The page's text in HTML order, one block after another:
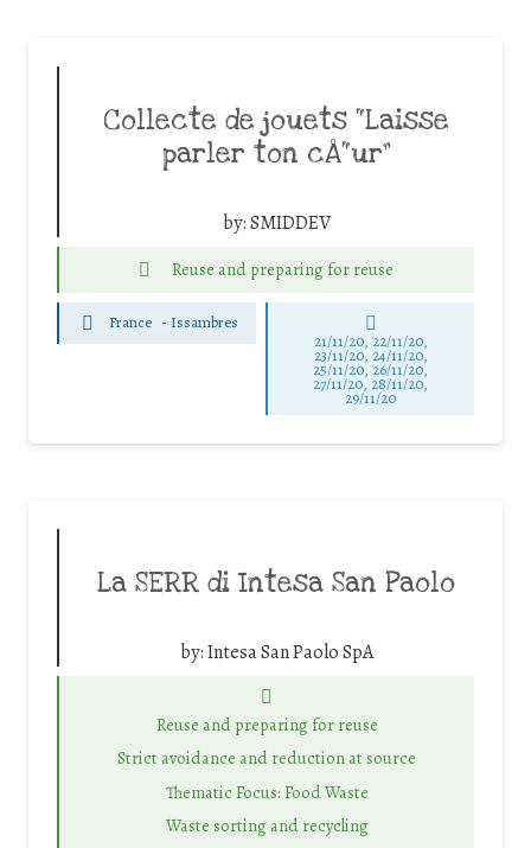
Collecte de jouets “Laisse
parler ton cÅ“ur”
by:SMIDDEV
Reuse and preparing for reuse
France - Issambres
21/11/20, 22/11/20,
23/11/20, 24/11/20,
25/11/20, 26/11/20,
27/11/20, 28/11/20,
29/11/20
La SERR di Intesa San Paolo
by:Intesa San Paolo SpA
Reuse and preparing for reuse
Strict avoidance and reduction at source
Thematic Focus: Food Waste
Waste sorting and recycling